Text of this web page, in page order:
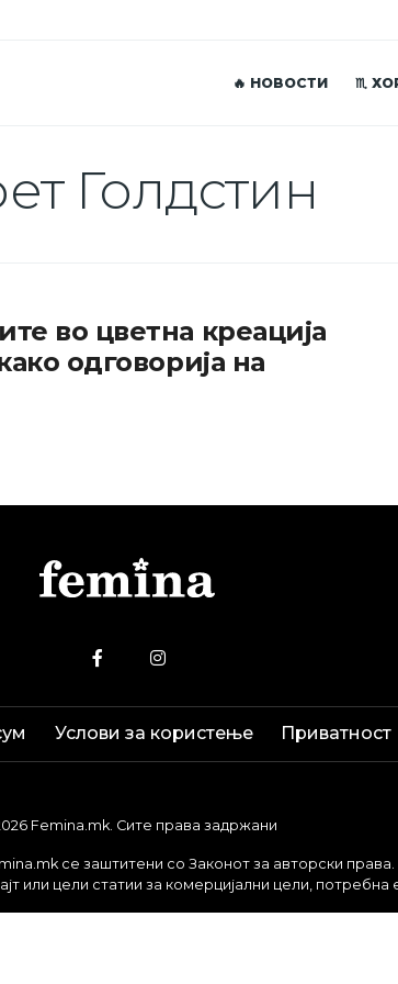
🔥 НОВОСТИ ♏
Голдстин
во цветна креација
одговорија на
Услови за користење Приватност
Femina.mk. Сите права задржани
се заштитени со Законот за авторски права.
или цели статии за комерцијални цели,